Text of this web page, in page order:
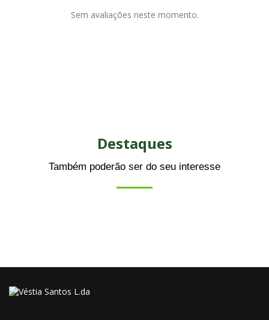
Sem avaliações neste momento.
Destaques
Também poderão ser do seu interesse